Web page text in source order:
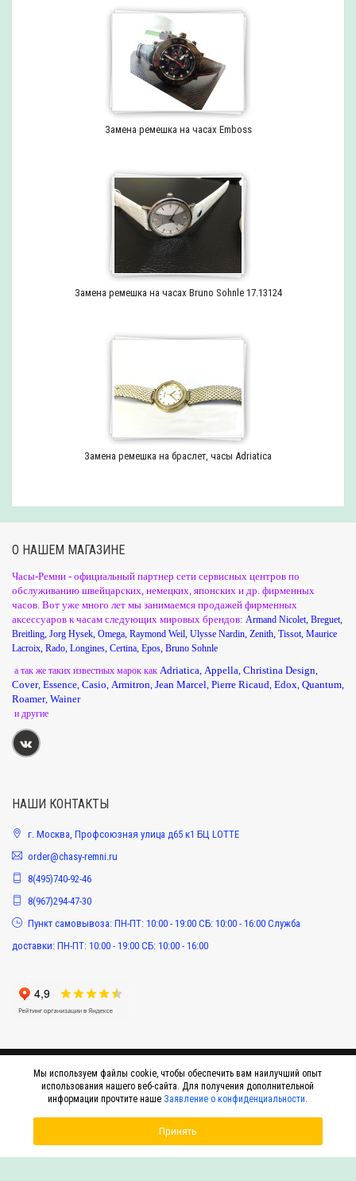
Замена ремешка на часах Emboss
Замена ремешка на часах Bruno Sohnle 17.13124
Замена ремешка на браслет, часы Adriatica
О НАШЕМ МАГАЗИНЕ
Часы-Ремни - официальный партнер сети сервисных центров по
обслуживанию швейцарских, немецких, японских и др. фирменных
часов. Вот уже много лет мы занимаемся продажей фирменных
аксессуаров к часам следующих мировых брендов: Armand Nicolet Breguet
Breitling Jorg Hysek Omega Raymond Weil Ulysse Nardin Zenith Tissot Maurice
Lacroix Rado Longines Certina Epos Bruno Sohnle
а так же таких известных марок как Adriatica Appella Christina Design
Cover, Essence Casio Armitron Jean Marcel Pierre Ricaud Edox Quantum
Roamer, Wainer
и другие
НАШИ КОНТАКТЫ
г. Москва, Профсоюзная улица д65 к1 БЦ LOTTE
order@chasy-remni.ru
8(495)740-92-46
8(967)294-47-30
Пункт самовывоза: ПН-ПТ: 10:00 - 19:00 СБ: 10:00 - 16:00 Служба
доставки: ПН-ПТ: 10:00 - 19:00 СБ: 10:00 - 16:00
© 2015-2026 Интернет-магазин оригинальных аксессуаров к наручным часам
Мы используем файлы cookie, чтобы обеспечить вам наилучший опыт
использования нашего веб-сайта. Для получения дополнительной
информации прочтите наше Заявление о конфиденциальности.
Принять